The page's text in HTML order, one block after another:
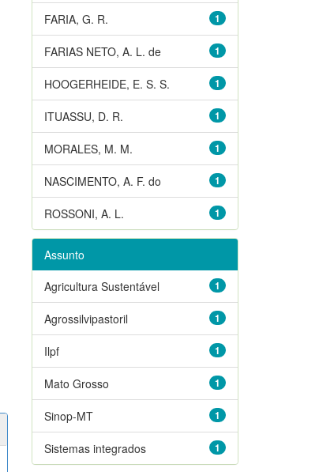
1
FARIA, G. R.
1
FARIAS NETO, A. L. de
1
HOOGERHEIDE, E. S. S.
1
ITUASSU, D. R.
1
MORALES, M. M.
1
NASCIMENTO, A. F. do
1
ROSSONI, A. L.
Assunto
1
Agricultura Sustentável
1
Agrossilvipastoril
1
Ilpf
1
Mato Grosso
1
Sinop-MT
1
Sistemas integrados